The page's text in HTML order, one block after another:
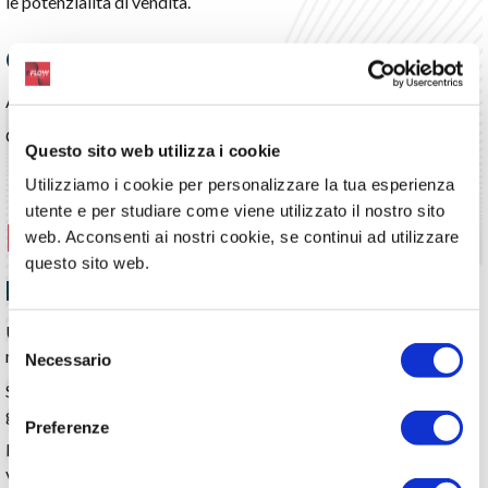
Questo sito web utilizza i cookie
Utilizziamo i cookie per personalizzare la tua esperienza
utente e per studiare come viene utilizzato il nostro sito
web. Acconsenti ai nostri cookie, se continui ad utilizzare
questo sito web.
Selezione
del
consenso
Necessario
Preferenze
Controllo
Analisi statistiche disponibili in tempo reale su tutti i dispositivi.
Confronto budget-consuntivo sempre aggiornato.
Produzione
Riduzione errori
Utilizzo di lettori barcode per garantire la correttezza delle
materie prime utilizzate per l’ordine di produzione in corso.
Semplificazione nella dichiarazione dei lotti utilizzati per
garantire la tracciabilità.
Etichettatura automatica prodotto finito e contestuale
versamento in magazzino.